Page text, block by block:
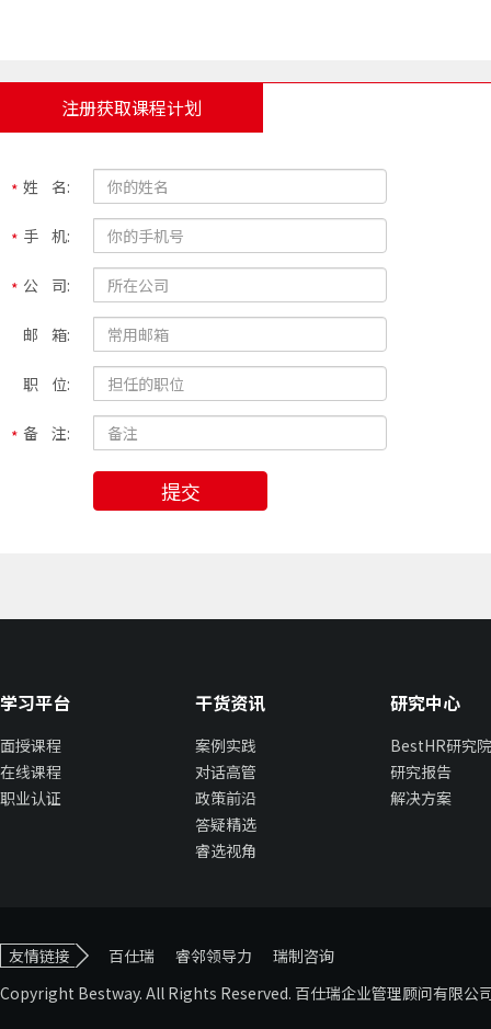
注册获取课程计划
姓 名:
手 机:
公 司:
邮 箱:
职 位:
备 注:
提交
学习平台
面授课程
在线课程
职业认证
干货资讯
案例实践
对话高管
政策前沿
答疑精选
睿选视角
研究中心
BestHR研究院
研究报告
解决方案
友情链接 百仕瑞 睿邻领导力
瑞制咨询
Copyright Bestway. All Rights Reserved. 百仕瑞企业管理顾问有限公